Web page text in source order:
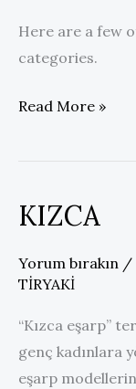
Here are a few
categories.
Cooking
Read More »
KIZCA
Yorum bırakın /
TİRYAKİ
“Kızca eşarp”
genç kadınlara
eşarp